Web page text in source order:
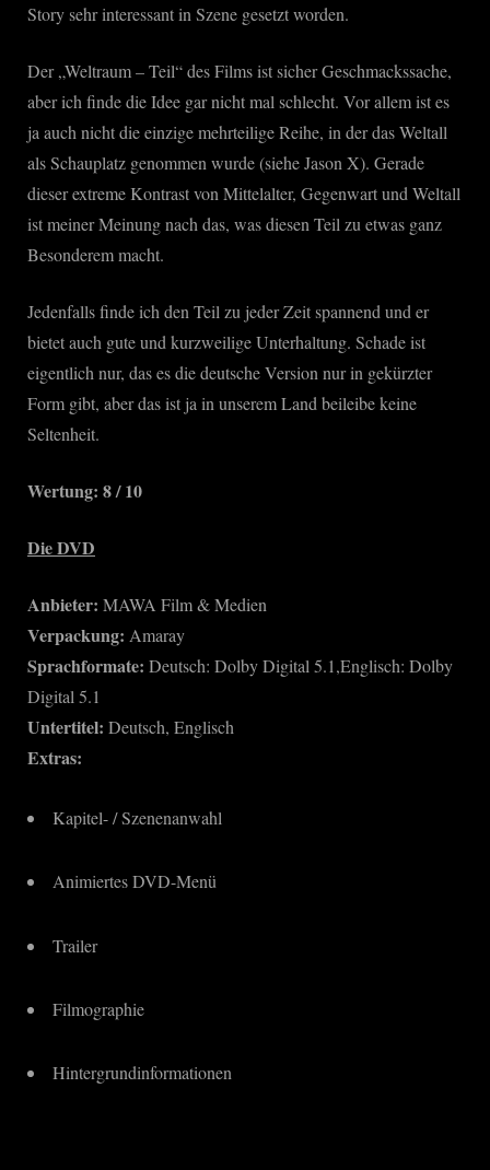
Story sehr interessant in Szene gesetzt worden.
Der „Weltraum – Teil“ des Films ist sicher Geschmackssache,
aber ich finde die Idee gar nicht mal schlecht. Vor allem ist es
ja auch nicht die einzige mehrteilige Reihe, in der das Weltall
als Schauplatz genommen wurde (siehe Jason X). Gerade
dieser extreme Kontrast von Mittelalter, Gegenwart und Weltall
ist meiner Meinung nach das, was diesen Teil zu etwas ganz
Besonderem macht.
Jedenfalls finde ich den Teil zu jeder Zeit spannend und er
bietet auch gute und kurzweilige Unterhaltung. Schade ist
eigentlich nur, das es die deutsche Version nur in gekürzter
Form gibt, aber das ist ja in unserem Land beileibe keine
Seltenheit.
Wertung: 8 / 10
Die DVD
Anbieter: MAWA Film & Medien
Verpackung: Amaray
Sprachformate: Deutsch: Dolby Digital 5.1,Englisch: Dolby
Digital 5.1
Untertitel: Deutsch, Englisch
Extras:
Kapitel- / Szenenanwahl
Animiertes DVD-Menü
Trailer
Filmographie
Hintergrundinformationen